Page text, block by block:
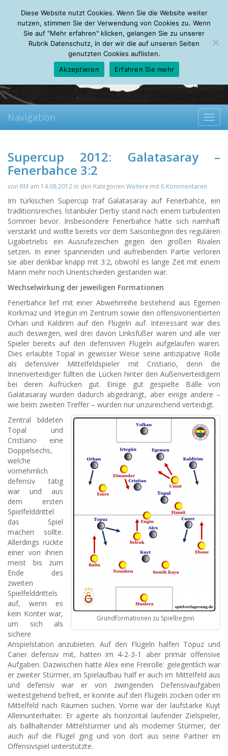
Saturday, 08.08.2026
Mein Account
About Autoren Leseempfehlungen FAQ
Navigation
Supercup 2012: Galatasaray –
Fenerbahce 3:2
von RM am 14.08.2012 in den Kategorien Weitere mit 6 Kommentaren
Im türkischen Supercup traf Galatasaray auf Fenerbahce, ein
traditionsreiches Istanbuler Derby stand nach einem turbulenten
Sommer bevor. Insbesondere Fenerbahce hatte sich namhaft
verstärkt und wollte bereits vor dem Saisonbeginn des regulären
Ligabetriebs ein Ausrufezeichen gegen den großen Rivalen
setzen. In einer spannenden und aufreibenden Partie verloren
sie aber denkbar knapp mit 3:2, obwohl es lange Zeit mit einem
Mann mehr noch Unentschieden gestanden war.
Wechselwirkung der jeweiligen Formationen
Fenerbahce lief mit einer Abwehrreihe bestehend aus Egemen
Korkmaz und Irtegün im Zentrum sowie den offensivorientierten
Orhan und Kaldirim auf den Flügeln auf. Interessant war dies
auch deswegen, weil drei davon Linksfüßer waren und alle vier
Spieler bereits auf den defensiven Flügeln aufgelaufen waren.
Dies erlaubte Topal in gewisser Weise seine antizipative Rolle
als defensiver Mittelfeldspieler mit Cristiano, denn die
Innenverteidiger füllten die Lücken hinter den Außenverteidigern
bei deren Aufrücken gut. Einige gut gespielte Bälle von
Galatasaray wurden dadurch abgedrängt, aber einige andere –
wie beim zweiten Treffer – wurden nur unzureichend verteidigt.
Grundformationen zu Spielbeginn
Zentral bildeten
Topal und
Cristiano eine
Doppelsechs,
welche
vornehmlich
defensiv tätig
war und aus
dem ersten
Spielfelddrittel
das Spiel
machen sollte.
Allerdings rückte
einer von ihnen
meist bis zum
Ende des
zweiten
Spielfelddrittels
auf, wenn es
kein Konter war,
um sich als
sichere
Anspielstation anzubieten. Auf den Flügeln halfen Topuz und
Caner defensiv mit, hatten im 4-2-3-1 aber primär offensive
Aufgaben. Dazwischen hatte Alex eine Freirolle: gelegentlich war
er zweiter Stürmer, im Spielaufbau half er auch im Mittelfeld aus
und defensiv war er von zwingenden Defensivaufgaben
weitestgehend befreit, er konnte auf den Flügeln zocken oder im
Mittelfeld nach Räumen suchen. Vorne war der laufstarke Kuyt
Alleinunterhalter. Er agierte als horizontal laufender Zielspieler,
als ballhaltender Mittelstürmer und als moderner Stürmer, der
auch auf die Flügel ging und von dort aus seine Partner im
Offensivspiel unterstützte.
Diese Website nutzt Cookies. Wenn Sie die Website weiter
nutzen, stimmen Sie der Verwendung von Cookies zu. Wenn
Sie auf "Mehr erfahren" klicken, gelangen Sie zu unserer
Rubrik Datenschutz, in der wir die auf unseren Seiten
genutzten Cookies auflisten.
Akzeptieren
Erfahren Sie mehr